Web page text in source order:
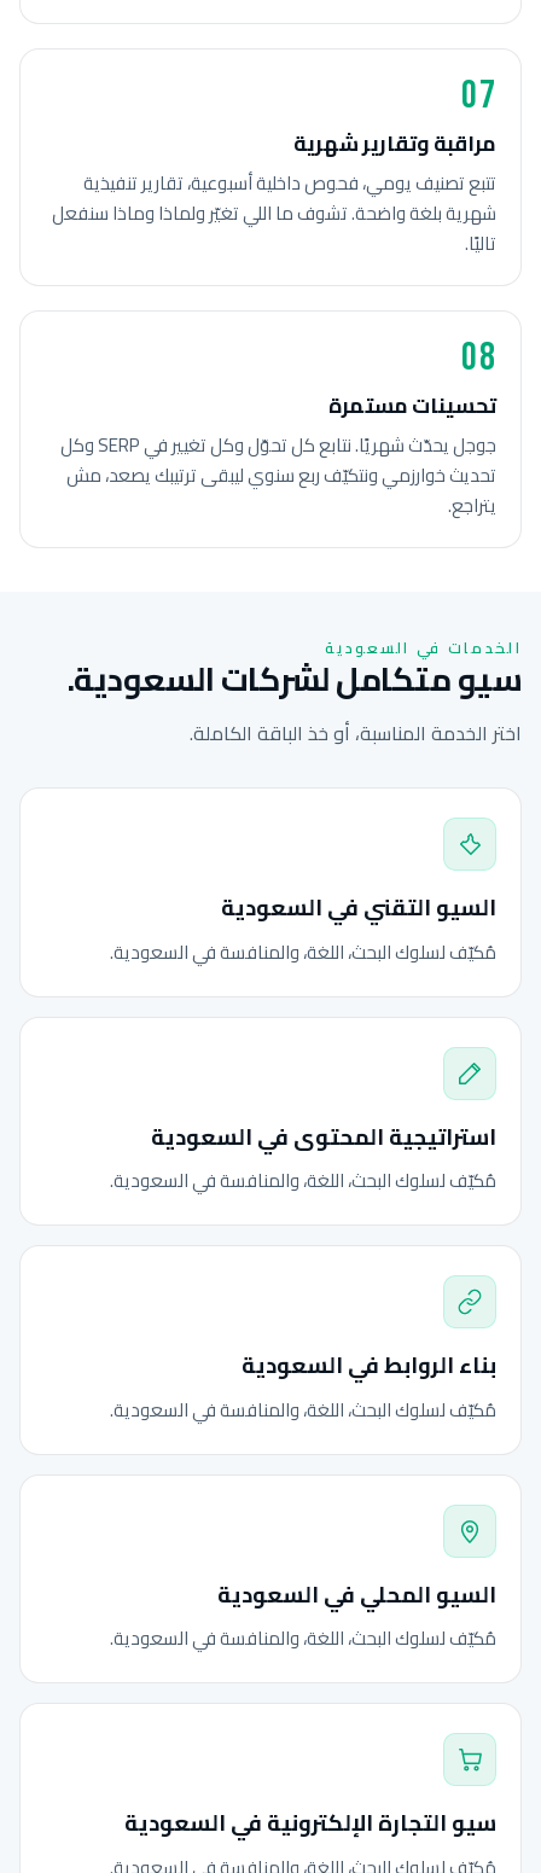
07
مراقبة وتقارير شهرية
تتبع تصنيف يومي، فحوص داخلية أسبوعية، تقارير تنفيذية
شهرية بلغة واضحة. تشوف ما اللي تغيّر ولماذا وماذا سنفعل
تاليًا.
08
تحسينات مستمرة
جوجل يحدّث شهريًا. نتابع كل تحوّل وكل تغيير في SERP وكل
تحديث خوارزمي ونتكيّف ربع سنوي ليبقى ترتيبك يصعد، مش
يتراجع.
الخدمات في السعودية
سيو متكامل لشركات السعودية.
اختر الخدمة المناسبة، أو خذ الباقة الكاملة.
السيو التقني في السعودية
مُكيّف لسلوك البحث، اللغة، والمنافسة في السعودية.
استراتيجية المحتوى في السعودية
مُكيّف لسلوك البحث، اللغة، والمنافسة في السعودية.
بناء الروابط في السعودية
مُكيّف لسلوك البحث، اللغة، والمنافسة في السعودية.
السيو المحلي في السعودية
مُكيّف لسلوك البحث، اللغة، والمنافسة في السعودية.
سيو التجارة الإلكترونية في السعودية